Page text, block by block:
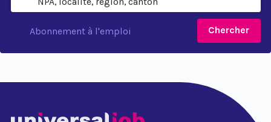
Chercher
Abonnement à l'emploi